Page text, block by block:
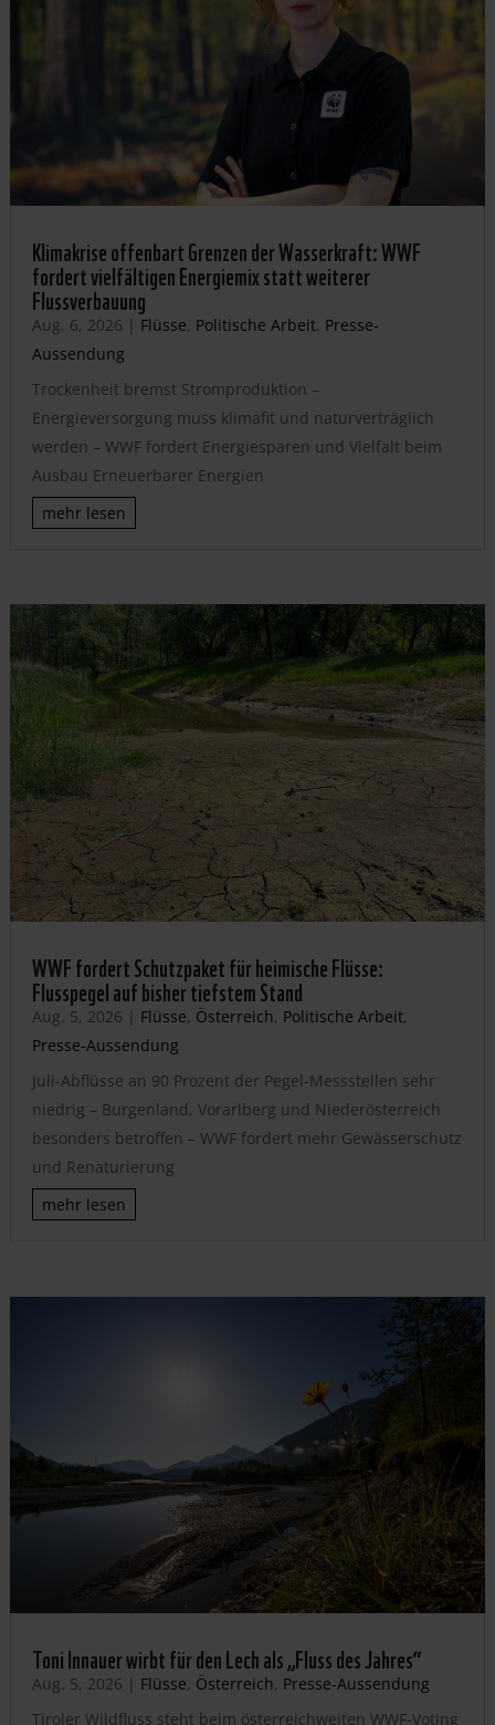
Klimakrise offenbart Grenzen der Wasserkraft: WWF
fordert vielfältigen Energiemix statt weiterer
Flussverbauung
Aug. 6, 2026 | Flüsse, Politische Arbeit, Presse-
Aussendung
Trockenheit bremst Stromproduktion –
Energieversorgung muss klimafit und naturverträglich
werden – WWF fordert Energiesparen und Vielfalt beim
Ausbau Erneuerbarer Energien
mehr lesen
WWF fordert Schutzpaket für heimische Flüsse:
Flusspegel auf bisher tiefstem Stand
Aug. 5, 2026 | Flüsse, Österreich, Politische Arbeit,
Presse-Aussendung
Juli-Abflüsse an 90 Prozent der Pegel-Messstellen sehr
niedrig – Burgenland, Vorarlberg und Niederösterreich
besonders betroffen – WWF fordert mehr Gewässerschutz
und Renaturierung
mehr lesen
Toni Innauer wirbt für den Lech als „Fluss des Jahres“
Aug. 5, 2026 | Flüsse, Österreich, Presse-Aussendung
Tiroler Wildfluss steht beim österreichweiten WWF-Voting